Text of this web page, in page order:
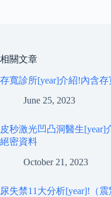
相關文章
存寬診所[year]介紹!內含
June 25, 2023
皮秒激光凹凸洞醫生
絕密資料
October 21, 2023
尿失禁11大分析[year]!（震